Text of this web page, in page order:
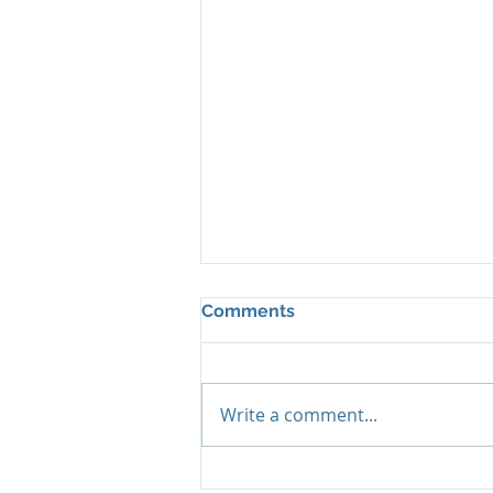
Comments
Write a comment...